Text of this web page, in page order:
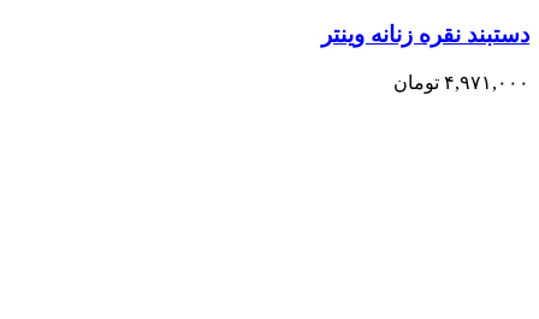
دستبند نقره زنانه وینتر
۴,۹۷۱,۰۰۰ تومان